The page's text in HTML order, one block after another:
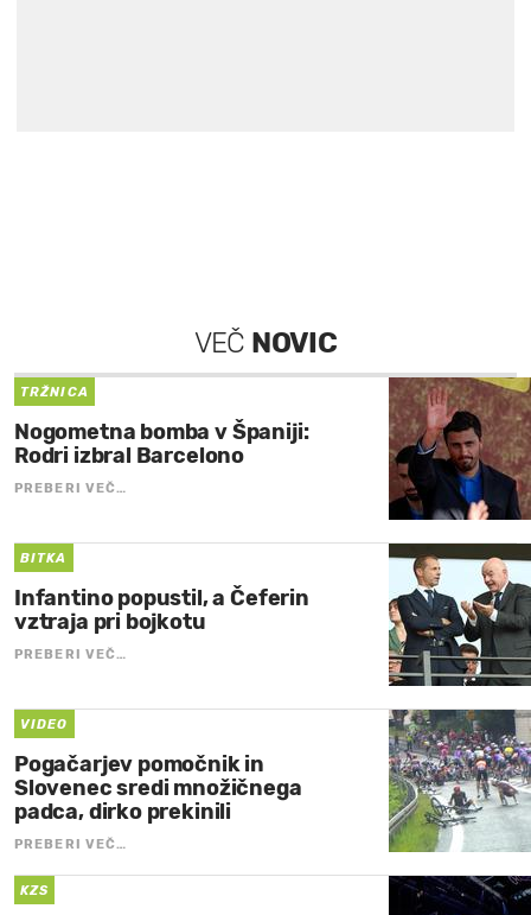
VEČ NOVIC
TRŽNICA
Nogometna bomba v Španiji:
Rodri izbral Barcelono
PREBERI VEČ…
BITKA
Infantino popustil, a Čeferin
vztraja pri bojkotu
PREBERI VEČ…
VIDEO
Pogačarjev pomočnik in
Slovenec sredi množičnega
padca, dirko prekinili
PREBERI VEČ…
KZS